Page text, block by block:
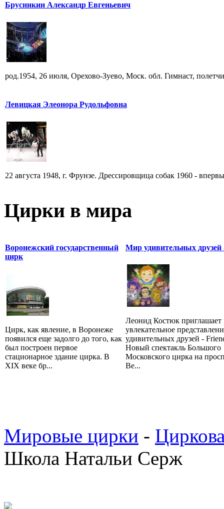
Брусникин Александр Евгеньевич
род.1954, 26 июля, Орехово-Зуево, Моск. обл. Гимнаст,
Левицкая Элеонора Рудольфовна
22 августа 1948, г. Фрунзе. Дрессировщица собак 1960 -
Цирки в мира
Воронежский государственный
цирк
Цирк, как явление, в Воронеже
появился еще задолго до того, как
был построен первое
стационарное здание цирка. В
XIX веке бр...
Мир удивительных друзей
Леонид Костюк приглашает
увлекательное
удивительных друзей -
Новый спектакль Большого
Московского цирка на
Ве...
Мировые цирки -
Школа Натальи Серж